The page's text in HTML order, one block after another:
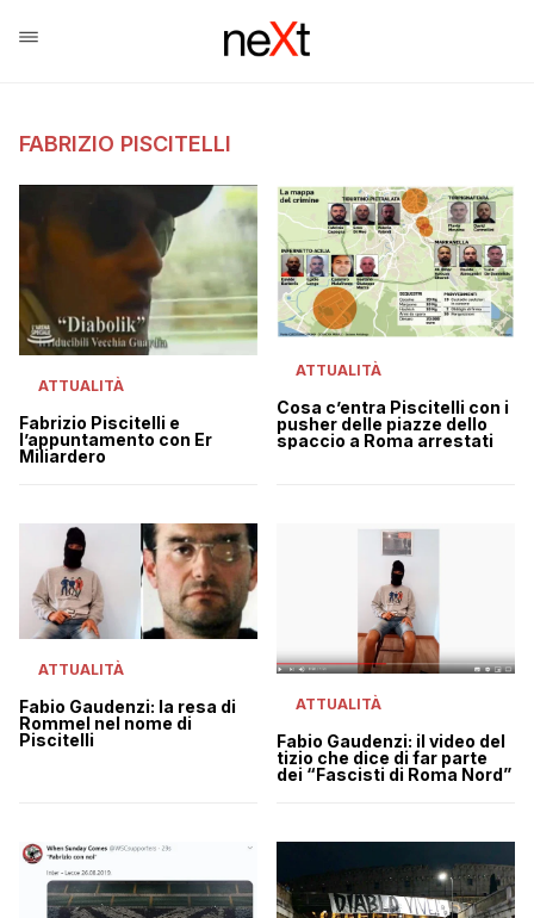
FABRIZIO PISCITELLI
ATTUALITÀ
Fabrizio Piscitelli e
l’appuntamento con Er
Miliardero
ATTUALITÀ
Cosa c’entra Piscitelli con i
pusher delle piazze dello
spaccio a Roma arrestati
ATTUALITÀ
Fabio Gaudenzi: la resa di
Rommel nel nome di
Piscitelli
ATTUALITÀ
Fabio Gaudenzi: il video del
tizio che dice di far parte
dei “Fascisti di Roma Nord”